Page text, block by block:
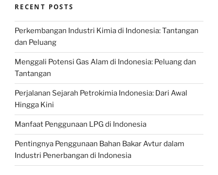
RECENT POSTS
Perkembangan Industri Kimia di Indonesia: Tantangan
dan Peluang
Menggali Potensi Gas Alam di Indonesia: Peluang dan
Tantangan
Perjalanan Sejarah Petrokimia Indonesia: Dari Awal
Hingga Kini
Manfaat Penggunaan LPG di Indonesia
Pentingnya Penggunaan Bahan Bakar Avtur dalam
Industri Penerbangan di Indonesia